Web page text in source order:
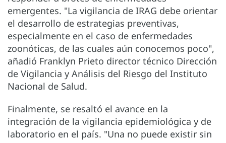
emergentes. "La vigilancia de IRAG debe orientar
el desarrollo de estrategias preventivas,
especialmente en el caso de enfermedades
zoonóticas, de las cuales aún conocemos poco",
añadió Franklyn Prieto director técnico Dirección
de Vigilancia y Análisis del Riesgo del Instituto
Nacional de Salud.
Finalmente, se resaltó el avance en la
integración de la vigilancia epidemiológica y de
laboratorio en el país. "Una no puede existir sin